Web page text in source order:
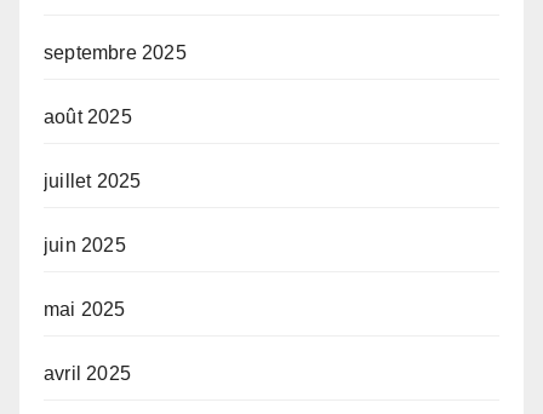
septembre 2025
août 2025
juillet 2025
juin 2025
mai 2025
avril 2025